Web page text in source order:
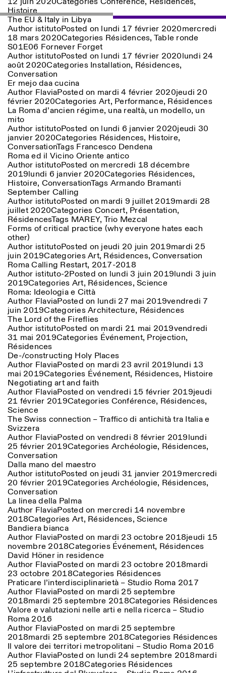
Histoire
The EU & Italy in Libya
Author istitutoPosted on lundi 17 février 2020mercredi
18 mars 2020Categories Résidences, Table ronde
S01E06 Fornever Forget
Author istitutoPosted on lundi 17 février 2020lundi 24
août 2020Categories Installation, Résidences,
Conversation
Er mejo daa cucina
Author FlaviaPosted on mardi 4 février 2020jeudi 20
février 2020Categories Art, Performance, Résidences
La Roma d’ancien régime, una realtà, un modello, un
mito
Author istitutoPosted on lundi 6 janvier 2020jeudi 30
janvier 2020Categories Résidences, Histoire,
ConversationTags Francesco Dendena
Roma ed il Vicino Oriente antico
Author istitutoPosted on mercredi 18 décembre
2019lundi 6 janvier 2020Categories Résidences,
Histoire, ConversationTags Armando Bramanti
September Calling
Author istitutoPosted on mardi 9 juillet 2019mardi 28
juillet 2020Categories Concert, Présentation,
RésidencesTags MAREY, Trio Mezcal
Forms of critical practice (why everyone hates each
other)
Author istitutoPosted on jeudi 20 juin 2019mardi 25
juin 2019CategoriesArt, Résidences,Conversation
Roma Calling Restart, 2017-2018
Author istituto-2Posted on lundi 3 juin 2019lundi 3 juin
2019Categories Art, Résidences, Science
Roma: Ideologia e Città
Author FlaviaPosted on lundi 27 mai 2019vendredi 7
juin 2019CategoriesArchitecture, Résidences
The Lord of the Fireflies
Author istitutoPosted on mardi 21 mai 2019vendredi
31 mai 2019Categories Événement, Projection,
Résidences
De-/constructing Holy Places
Author FlaviaPosted on mardi 23 avril 2019lundi 13
mai 2019Categories Événement, Résidences, Histoire
Negotiating art and faith
Author FlaviaPosted on vendredi 15 février 2019jeudi
21 février 2019Categories Conférence, Résidences,
Science
The Swiss connection – Traffico di antichità tra Italia e
Svizzera
Author FlaviaPosted on vendredi 8 février 2019lundi
25 février 2019Categories Archéologie, Résidences,
Conversation
Dalla mano del maestro
Author istitutoPosted on jeudi 31 janvier 2019mercredi
20 février 2019Categories Archéologie, Résidences,
Conversation
La linea della Palma
Author FlaviaPosted on mercredi 14 novembre
2018Categories Art, Résidences, Science
Bandiera bianca
Author FlaviaPosted on mardi 23 octobre 2018jeudi 15
novembre 2018Categories Événement, Résidences
David Höner in residence
Author FlaviaPosted on mardi 23 octobre 2018mardi
23 octobre 2018Categories Résidences
Praticare l’interdisciplinarietà – Studio Roma 2017
Author FlaviaPosted on mardi 25 septembre
2018mardi 25 septembre 2018Categories Résidences
Valore e valutazioni nelle arti e nella ricerca – Studio
Roma 2016
Author FlaviaPosted on mardi 25 septembre
2018mardi 25 septembre 2018Categories Résidences
Il valore dei territori metropolitani – Studio Roma 2016
Author FlaviaPosted on lundi 24 septembre 2018mardi
25 septembre 2018Categories Résidences